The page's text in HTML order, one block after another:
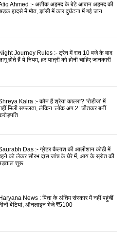
Ahmed :- अतीक अहमद के बेटे आबान अहमद की
हादसे में मौत, झांसी में कार दुर्घटना में गई जान
Night Journey Rules :- ट्रेन में रात 10 बजे के बाद
होते हैं ये नियम, हर यात्री को होनी चाहिए जानकारी
Kalra :- कौन हैं श्रेया कालरा? ‘रोडीज’ में
मिली सफलता, लेकिन ‘लॉक अप 2’ जीतकर बनीं
Das :- ग्रेटर कैलाश की आलीशान कोठी में
को लेकर सौरभ दास जांच के घेरे में, आय के स्रोत की
शुरू
Haryana News : पिता के अंतिम संस्कार में नहीं पहुंचीं
बेटियां, ऑनलाइन भेजे ₹5100